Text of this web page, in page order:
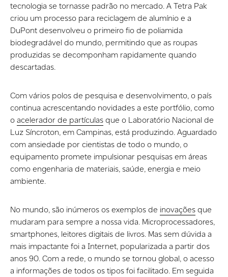
tecnologia se tornasse padrão no mercado. A Tetra Pak
criou um processo para reciclagem de alumínio e a
DuPont desenvolveu o primeiro fio de poliamida
biodegradável do mundo, permitindo que as roupas
produzidas se decomponham rapidamente quando
descartadas.
Com vários polos de pesquisa e desenvolvimento, o país
continua acrescentando novidades a este portfólio, como
oacelerador de partículasque o Laboratório Nacional de
Luz Síncroton, em Campinas, está produzindo. Aguardado
com ansiedade por cientistas de todo o mundo, o
equipamento promete impulsionar pesquisas em áreas
como engenharia de materiais, saúde, energia e meio
ambiente.
No mundo, são inúmeros os exemplos de inovaçõesque
mudaram para sempre a nossa vida. Microprocessadores,
smartphones, leitores digitais de livros. Mas sem dúvida a
mais impactante foi a Internet, popularizada a partir dos
anos 90. Com a rede, o mundo se tornou global, o acesso
a informações de todos os tipos foi facilitado. Em seguida